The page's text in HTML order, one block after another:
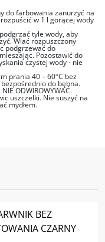
do farbowania zanurzyć na
w 1 l gorącej wody
tyle wody, aby
Wlać rozpuszczony
podgrzewać do
Pozostawić do
czystej wody - nie
prania 40 – 60°C bez
do bębna.
ODWIROWYWAĆ.
uszczelki. Nie suszyć na
mydłem.